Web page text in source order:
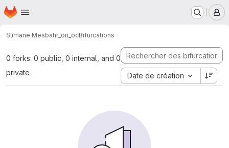
Passer au contenu principal
Page d'accueil
Slimane Mesbahr_on_ocBifurcations
0 forks: 0 public, 0 internal, and 0
private
Date de création